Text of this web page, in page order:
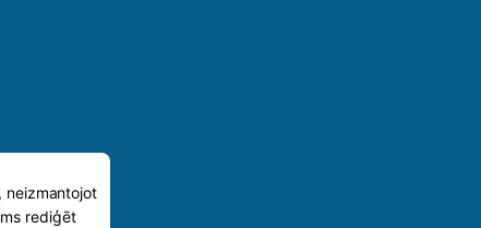
neizmantojot
rediģēt